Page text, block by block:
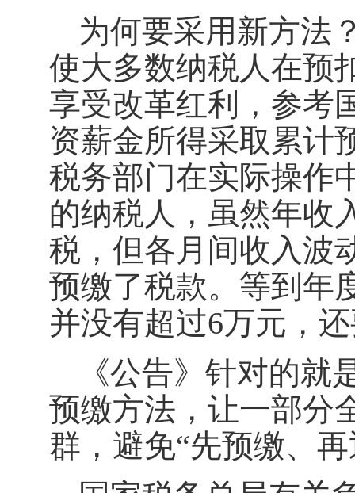
为何要采用新方法
使大多数纳税人在预
享受改革红利，参考
资薪金所得采取累计
税务部门在实际操作
的纳税人，虽然年收
税，但各月间收入波
预缴了税款。等到年
并没有超过6万元，
《公告》针对的
预缴方法，让一部分
群，避免“先预缴、